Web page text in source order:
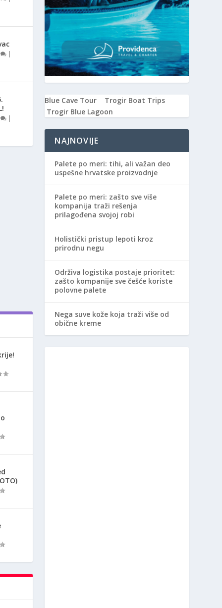
|
|
Blue Cave Tour
Trogir Boat Trips
Trogir Blue Lagoon
NAJNOVIJE
Palete po meri: tihi, ali važan deo
uspešne hrvatske proizvodnje
Palete po meri: zašto sve više
kompanija traži rešenja
prilagođena svojoj robi
Holistički pristup lepoti kroz
prirodnu negu
Održiva logistika postaje prioritet:
zašto kompanije sve češće koriste
polovne palete
Nega suve kože koja traži više od
obične kreme